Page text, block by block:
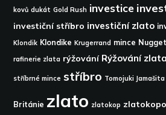
kovů dukát Gold Rush investice
investiční stříbro investiční zlato
Klondik Klondike Krugerrand mince Nugget
rafinerie zlata rýžování Rýžování zlata
stříbrné mince stříbro Tomojuki Jamašita
Británie zlato zlatokop